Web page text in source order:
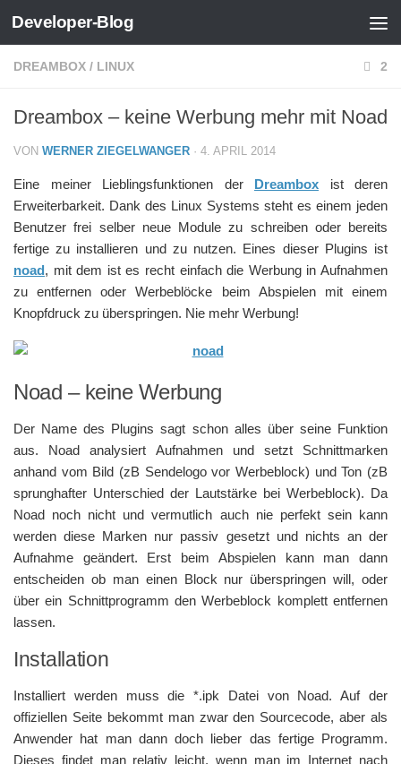
Zum Inhalt springen
Developer-Blog
DREAMBOX / LINUX 2
Dreambox – keine Werbung mehr mit Noad
VON WERNER ZIEGELWANGER · 4. APRIL 2014
Eine meiner Lieblingsfunktionen der Dreambox ist deren
Erweiterbarkeit. Dank des Linux Systems steht es einem jeden
Benutzer frei selber neue Module zu schreiben oder bereits
fertige zu installieren und zu nutzen. Eines dieser Plugins ist
noad, mit dem ist es recht einfach die Werbung in Aufnahmen
zu entfernen oder Werbeblöcke beim Abspielen mit einem
Knopfdruck zu überspringen. Nie mehr Werbung!
Noad – keine Werbung
Der Name des Plugins sagt schon alles über seine Funktion
aus. Noad analysiert Aufnahmen und setzt Schnittmarken
anhand vom Bild (zB Sendelogo vor Werbeblock) und Ton (zB
sprunghafter Unterschied der Lautstärke bei Werbeblock). Da
Noad noch nicht und vermutlich auch nie perfekt sein kann
werden diese Marken nur passiv gesetzt und nichts an der
Aufnahme geändert. Erst beim Abspielen kann man dann
entscheiden ob man einen Block nur überspringen will, oder
über ein Schnittprogramm den Werbeblock komplett entfernen
lassen.
Installation
Installiert werden muss die *.ipk Datei von Noad. Auf der
offiziellen Seite bekommt man zwar den Sourcecode, aber als
Anwender hat man dann doch lieber das fertige Programm.
Dieses findet man relativ leicht, wenn man im Internet nach